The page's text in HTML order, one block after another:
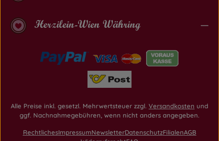
Herzilein-Wien Währing
Alle Preise inkl. gesetzl. Mehrwertsteuer zzgl. Versandkosten und
ggf. Nachnahmegebühren, wenn nicht anders angegeben.
RechtlichesImpressumNewsletterDatenschutzFilialenAGB